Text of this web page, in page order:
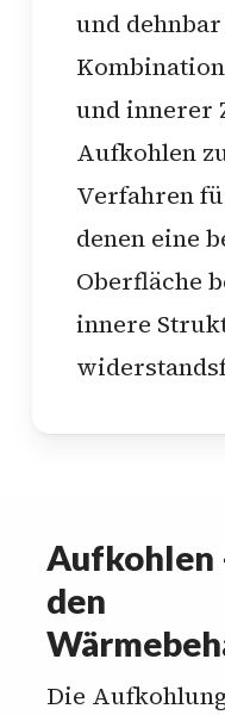
und
und innerer
Aufkohlen
Verfahren
denen eine
Oberfläche
innere
Aufkohlen
den
Die